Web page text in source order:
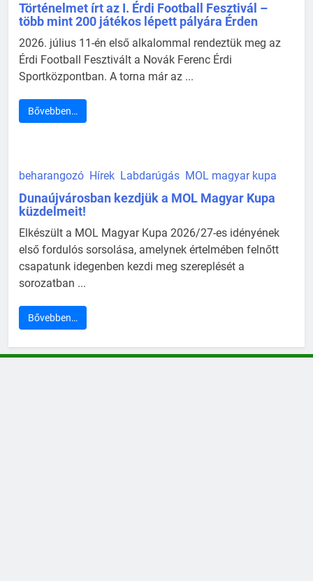
Történelmet írt az I. Érdi Football Fesztivál –
több mint 200 játékos lépett pályára Érden
2026. július 11-én első alkalommal rendeztük meg az
Érdi Football Fesztivált a Novák Ferenc Érdi
Sportközpontban. A torna már az ...
Bővebben…
beharangozó Hírek Labdarúgás MOL magyar kupa
Dunaújvárosban kezdjük a MOL Magyar Kupa
küzdelmeit!
Elkészült a MOL Magyar Kupa 2026/27-es idényének
első fordulós sorsolása, amelynek értelmében felnőtt
csapatunk idegenben kezdi meg szereplését a
sorozatban ...
Bővebben…